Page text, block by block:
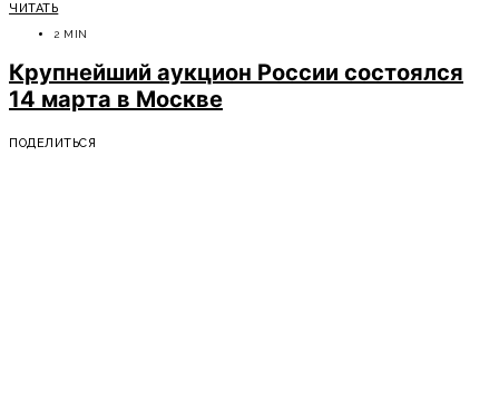
ЧИТАТЬ
2 MIN
Крупнейший аукцион России состоялся
14 марта в Москве
ПОДЕЛИТЬСЯ